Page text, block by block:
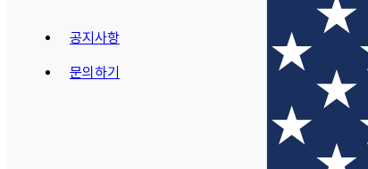
공지사항
문의하기